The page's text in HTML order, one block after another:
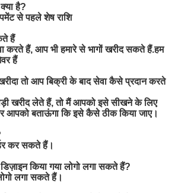
है?
से पहले शेष राशि
हैं
करते हैं, आप भी हमारे से भागों खरीद सकते हैं.हम
हैं
तो आप बिक्री के बाद सेवा कैसे प्रदान करते
खरीद लेते हैं, तो मैं आपको इसे सीखने के लिए
आपको बताऊंगा कि इसे कैसे ठीक किया जाए।
कर सकते हैं।
किया गया लोगो लगा सकते हैं?
लगा सकते हैं।